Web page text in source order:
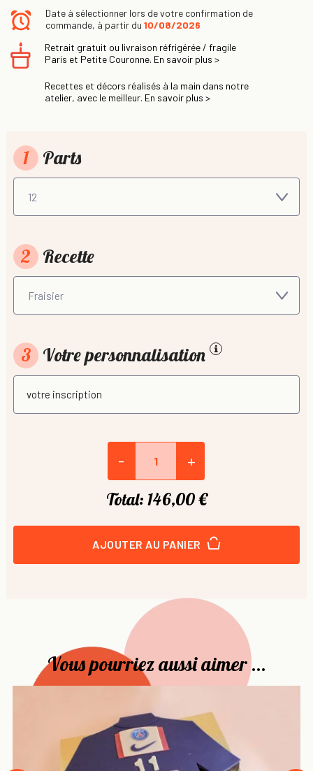
Date à sélectionner lors de votre confirmation de
commande, à partir du 10/08/2026
Retrait gratuit ou livraison réfrigérée / fragile
Paris et Petite Couronne. En savoir plus >
Recettes et décors réalisés à la main dans notre
atelier, avec le meilleur. En savoir plus >
1 Parts
2 Recette
3 Votre personnalisation
- +
Total: 146,00 €
AJOUTER AU PANIER
Vous pourriez aussi aimer ...